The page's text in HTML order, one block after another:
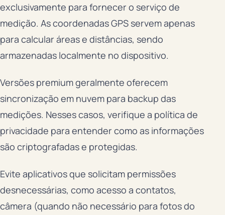
exclusivamente para fornecer o serviço de
medição. As coordenadas GPS servem apenas
para calcular áreas e distâncias, sendo
armazenadas localmente no dispositivo.
Versões premium geralmente oferecem
sincronização em nuvem para backup das
medições. Nesses casos, verifique a política de
privacidade para entender como as informações
são criptografadas e protegidas.
Evite aplicativos que solicitam permissões
desnecessárias, como acesso a contatos,
câmera (quando não necessário para fotos do